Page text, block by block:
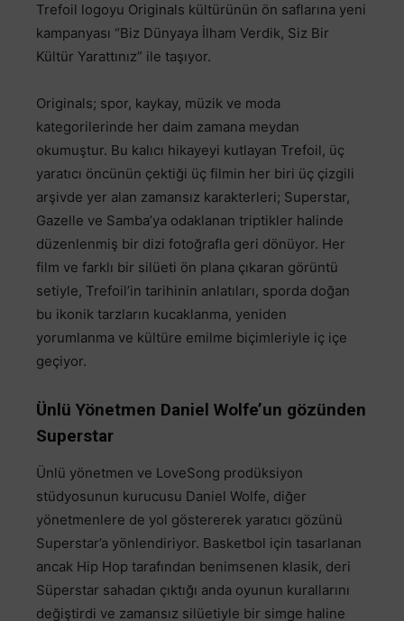
Trefoil logoyu Originals kültürünün ön saflarına yeni
kampanyası “Biz Dünyaya İlham Verdik, Siz Bir
Kültür Yarattınız” ile taşıyor.
Originals; spor, kaykay, müzik ve moda
kategorilerinde her daim zamana meydan
okumuştur. Bu kalıcı hikayeyi kutlayan Trefoil, üç
yaratıcı öncünün çektiği üç filmin her biri üç çizgili
arşivde yer alan zamansız karakterleri; Superstar,
Gazelle ve Samba’ya odaklanan triptikler halinde
düzenlenmiş bir dizi fotoğrafla geri dönüyor. Her
film ve farklı bir silüeti ön plana çıkaran görüntü
setiyle, Trefoil’in tarihinin anlatıları, sporda doğan
bu ikonik tarzların kucaklanma, yeniden
yorumlanma ve kültüre emilme biçimleriyle iç içe
geçiyor.
Ünlü Yönetmen Daniel Wolfe’un gözünden
Superstar
Ünlü yönetmen ve LoveSong prodüksiyon
stüdyosunun kurucusu Daniel Wolfe, diğer
yönetmenlere de yol göstererek yaratıcı gözünü
Superstar’a yönlendiriyor. Basketbol için tasarlanan
ancak Hip Hop tarafından benimsenen klasik, deri
Süperstar sahadan çıktığı anda oyunun kurallarını
değiştirdi ve zamansız silüetiyle bir simge haline